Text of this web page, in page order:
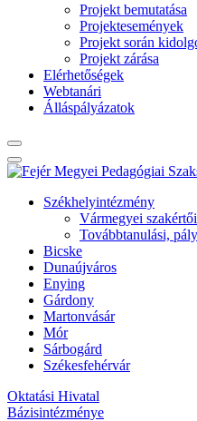
Projekt bemutatása
Projektesemények
Projekt során
Projekt zárása
Elérhetőségek
Webtanári
Álláspályázatok
Székhelyintézmény
Vármegyei
Továbbtanulási,
Bicske
Dunaújváros
Enying
Gárdony
Martonvásár
Mór
Sárbogárd
Székesfehérvár
Oktatási Hivatal
Bázisintézménye